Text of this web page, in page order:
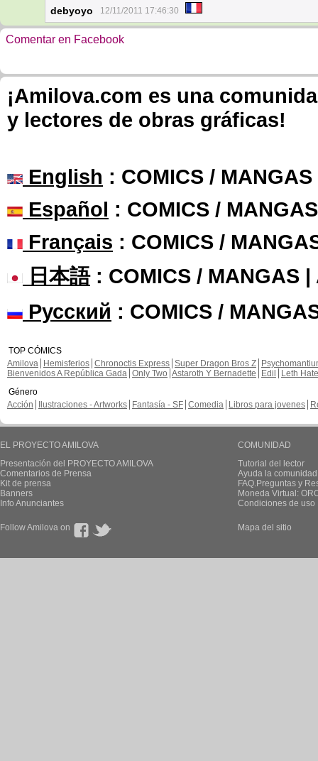
debyoyo 12/11/2011 17:46:30
Comentar en Facebook
¡Amilova.com es una
y lectores de obras gráficas!
English : COMICS /
Español : COMICS /
Français : COMICS /
日本語: COMICS / MANGAS |
Русский : COMICS /
TOP CÓMICS
Amilova
Hemisferios Chronoctis Express Super Dragon Bros Z
Bienvenidos A República Gada Only Two Astaroth Y Bernadette Edil
Leth Hate
Género
Acción
Ilustraciones - Artworks Fantasía - SF Comedia Libros para jovenes
EL PROYECTO AMILOVA
Presentación del PROYECTO AMILOVA
Comentarios de Prensa
Kit de prensa
Banners
Info Anunciantes
COMUNIDAD
Tutorial del lector
Ayuda la
FAQ.Preguntas y
Moneda Virtual:
Condiciones de uso
Follow Amilova on Mapa del sitio